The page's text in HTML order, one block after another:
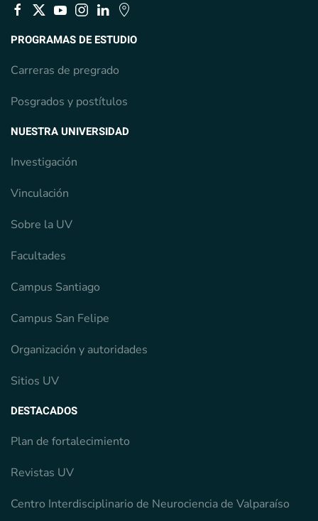
PROGRAMAS DE ESTUDIO
Carreras de pregrado
Posgrados y postítulos
NUESTRA UNIVERSIDAD
Investigación
Vinculación
Sobre la UV
Facultades
Campus Santiago
Campus San Felipe
Organización y autoridades
Sitios UV
DESTACADOS
Plan de fortalecimiento
Revistas UV
Centro Interdisciplinario de Neurociencia de Valparaíso